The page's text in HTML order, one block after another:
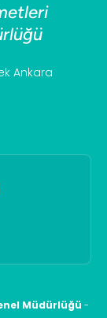
Ankara
Müdürlüğü -